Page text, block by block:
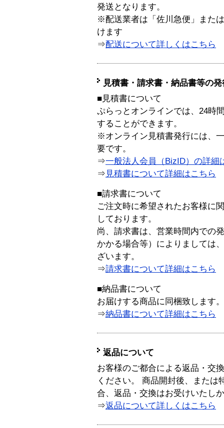
発送となります。
※配送業者は「佐川急便」また
けます
⇒配送について詳しくはこちら
見積書・請求書・納品書等の
■見積書について
ぷらっとオンラインでは、24時
することができます。
※オンライン見積書発行には、
要です。
⇒一般法人会員（BizID）の詳細
⇒ 見積書について詳細はこちら
■請求書について
ご注文時に希望されたお客様に
しております。
尚、請求書は、営業時間内での
かかる場合等）によりましては
ざいます。
⇒請求書について詳細はこちら
■納品書について
お届けする商品に同梱致します。
⇒納品書について詳細はこちら
返品について
お客様のご都合による返品・交
ください。 商品開封後、または
合、返品・交換はお受けいたし
⇒返品について詳しくはこちら